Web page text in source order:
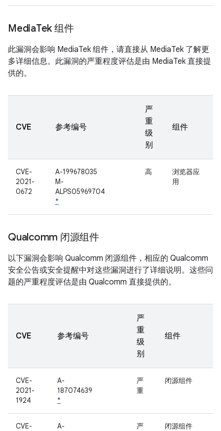
MediaTek 组件
此漏洞会影响 MediaTek 组件，请直接从 MediaTek 了解更
多详细信息。此漏洞的严重程度评估是由 MediaTek 直接提
供的。
CVE 参考编号
严
重
级
别
组件
CVE-
2021-
0672
A-199678035
M-
ALPS05969704
*
高
浏览器应
用
Qualcomm 闭源组件
以下漏洞会影响 Qualcomm 闭源组件，相应的 Qualcomm
安全公告或安全提醒中对这些漏洞进行了详细说明。这些问
题的严重程度评估是由 Qualcomm 直接提供的。
CVE 参考编号
严
重
级
别
组件
CVE-
2021-
1924
A-
187074639
*
严
重
闭源组件
CVE-
A-
严
闭源组件